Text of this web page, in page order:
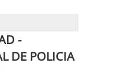
-
DE POLICIA